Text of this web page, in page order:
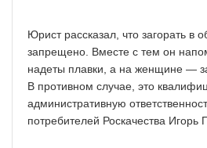
Юрист рассказал, что загорать в
запрещено. Вместе с тем он
надеты плавки, а на женщине —
В противном случае, это
административную
потребителей Роскачества Игорь